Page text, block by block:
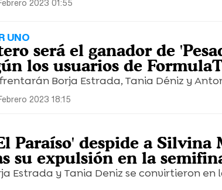
2023 01:55
UNO
será el ganador de
los usuarios de
Borja Estrada, Tania Déniz y
2023 18:15
Paraíso' despide a Silvina
su expulsión en la
Estrada y Tania Deniz se convirtieron en